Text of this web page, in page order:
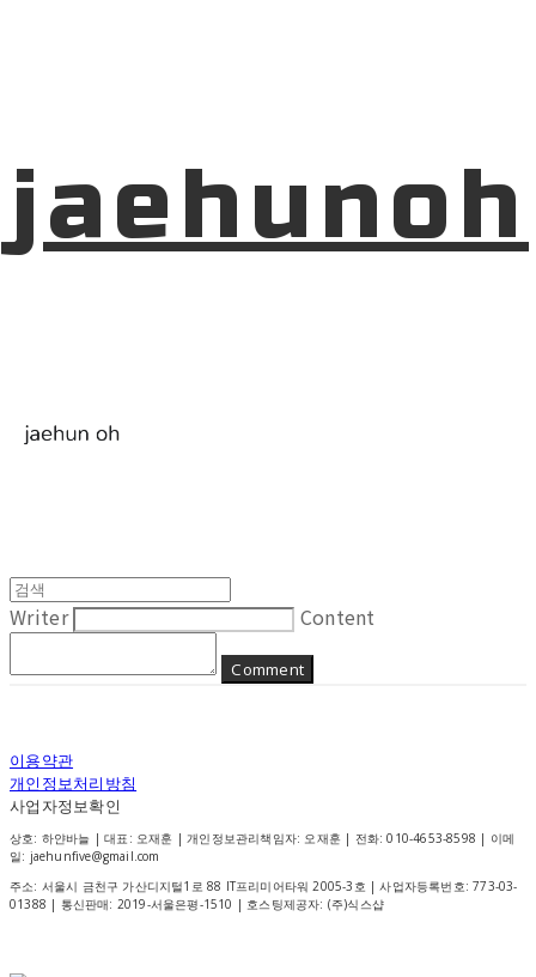
jaehunoh
Writer Content
Comment
이용약관
개인정보처리방침
사업자정보확인
상호: 하얀바늘 | 대표: 오재훈 | 개인정보관리책임자: 오재훈 | 전화: 010-4653-8598 | 이메
일: jaehunfive@gmail.com
주소: 서울시 금천구 가산디지털1로 88 IT프리미어타워 2005-3호 | 사업자등록번호:773-03-
01388 | 통신판매: 2019-서울은평-1510 | 호스팅제공자: (주)식스샵